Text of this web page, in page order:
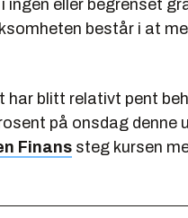
eller begrenset
består i at
har blitt relativt pent
på onsdag denne
Finans steg kursen